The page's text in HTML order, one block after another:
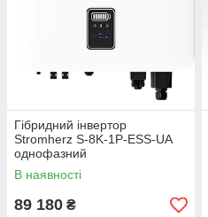
Гібридний інвертор
Stromherz S-8K-1Р-ESS-UA
однофазний
В наявності
89 180 ₴